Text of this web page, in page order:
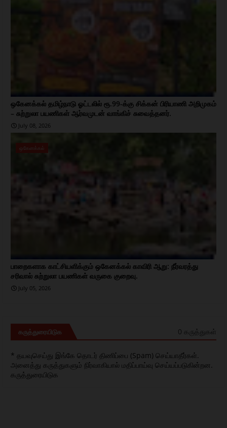
ஒகேனக்கல் தமிழ்நாடு ஓட்டலில் ரூ.99-க்கு சிக்கன் பிரியாணி அறிமுகம்
– சுற்றுலா பயணிகள் ஆர்வமுடன் வாங்கிச் சுவைத்தனர்.
July 08, 2026
ஒகேனக்கல்
பாறைகளாக காட்சியளிக்கும் ஒகேனக்கல் காவிரி ஆறு: நீர்வரத்து
சரிவால் சுற்றுலா பயணிகள் வருகை குறைவு.
July 05, 2026
கருத்துரையிடுக 0 கருத்துகள்
* தயவுசெய்து இங்கே தொடர் திணிப்பை (Spam) செய்யாதீர்கள்.
அனைத்து கருத்துகளும் நிர்வாகியால் மதிப்பாய்வு செய்யப்படுகின்றன.
கருத்துரையிடுக